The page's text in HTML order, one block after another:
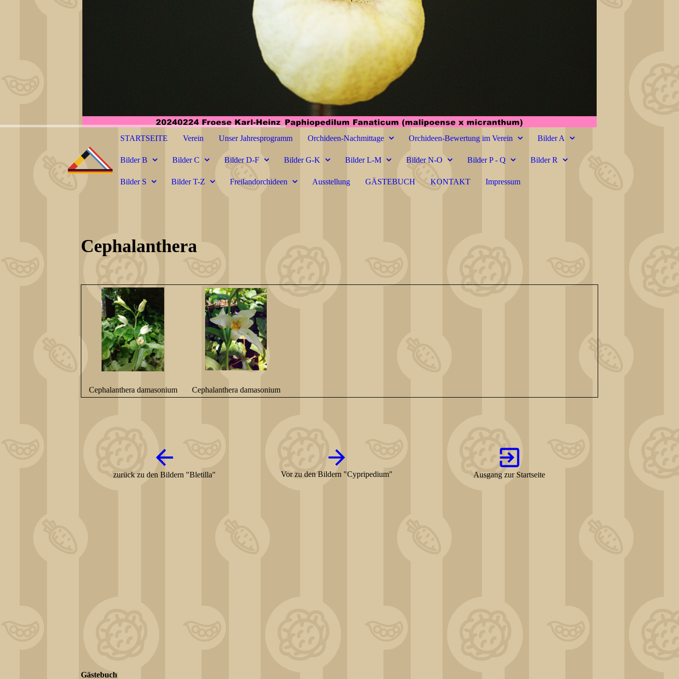
STARTSEITE Verein Unser Jahresprogramm Orchideen-Nachmittage Orchideen-Bewertung im Verein Bilder A
Bilder B Bilder C Bilder D-F Bilder G-K Bilder L-M Bilder N-O Bilder P - Q Bilder R
Bilder S Bilder T-Z Freilandorchideen Ausstellung GÄSTEBUCH KONTAKT Impressum
Cephalanthera
Cephalanthera damasonium Cephalanthera damasonium
zurück zu den Bildern "Bletilla" Vor zu den Bildern "Cypripedium" Ausgang zur Startseite
Gästebuch